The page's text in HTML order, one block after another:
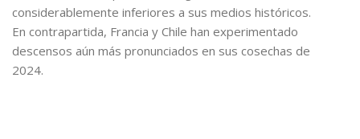
considerablemente inferiores a sus medios históricos.
En contrapartida, Francia y Chile han experimentado
descensos aún más pronunciados en sus cosechas de
2024.